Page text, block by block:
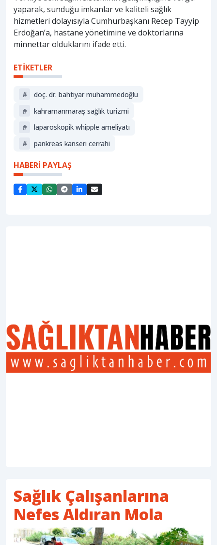
yaparak, sunduğu imkanlar ve kaliteli sağlık
hizmetleri dolayısıyla Cumhurbaşkanı Recep Tayyip
Erdoğan’a, hastane yönetimine ve doktorlarına
minnettar olduklarını ifade etti.
ETİKETLER
#
doç. dr. bahtiyar muhammedoğlu
#
kahramanmaraş sağlık turizmi
#
laparoskopik whipple ameliyatı
#
pankreas kanseri cerrahi
HABERİ PAYLAŞ
Sağlık Çalışanlarına
Nefes Aldıran Mola